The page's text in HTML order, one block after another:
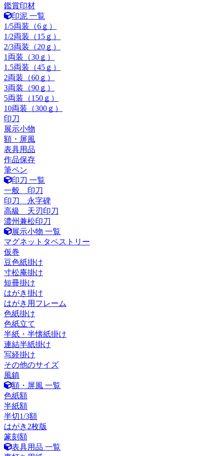
鑑賞印材
印泥 一覧
1/5両装（6ｇ）
1/2両装（15ｇ）
2/3両装（20ｇ）
1両装（30ｇ）
1.5両装（45ｇ）
2両装（60ｇ）
3両装（90ｇ）
5両装（150ｇ）
10両装（300ｇ）
印刀
展示小物
額・屏風
表具用品
作品保存
筆ペン
印刀 一覧
一般 印刀
印刀 永字碑
高級 天刃印刀
濃州兼松印刀
展示小物 一覧
マグネットタペストリー
仮巻
豆色紙掛け
寸松庵掛け
短冊掛け
はがき掛け
はがき用フレーム
色紙掛け
色紙立て
半紙・半懐紙掛け
連結半紙掛け
写経掛け
その他のサイズ
風鎮
額・屏風 一覧
色紙額
半紙額
半切1/3額
はがき2枚版
篆刻額
表具用品 一覧